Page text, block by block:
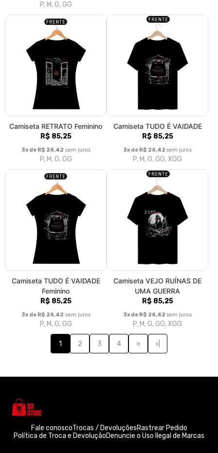
P, M, G, GG
Camiseta RETRATO Feminino
R$ 85,25
3x de R$ 28,42 sem juros
P, M, G, GG
Camiseta TUDO É VAIDADE
R$ 85,25
3x de R$ 28,42 sem juros
P, M, G, GG, XGG
Camiseta TUDO É VAIDADE
Feminino
R$ 85,25
3x de R$ 28,42 sem juros
P, M, G, GG
Camiseta VEJO RUÍNAS DE
UMA GUERRA
R$ 85,25
3x de R$ 28,42 sem juros
P, M, G, GG, XGG
1 2 3 4 » >|
Fale conoscoTrocas / DevoluçõesRastrear Pedido
Política de Troca e DevoluçãoDenuncie o Uso Ilegal de Marcas